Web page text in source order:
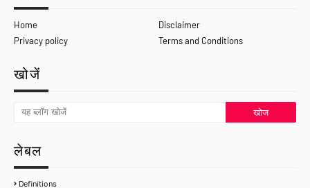
Home
Disclaimer
Privacy policy
Terms and Conditions
खोजें
लेबल
Definitions